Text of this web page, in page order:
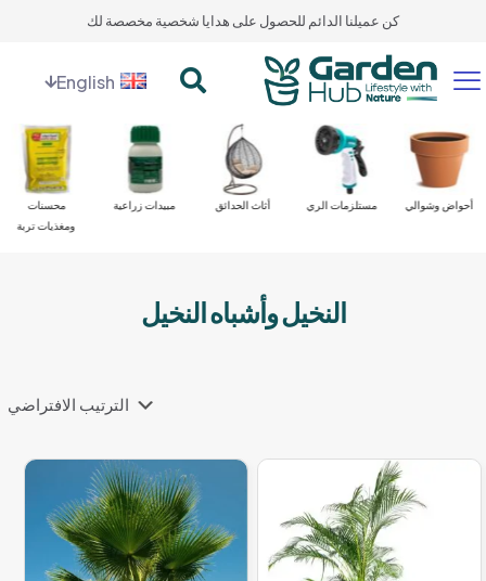
كن عميلنا الدائم للحصول على هدايا شخصية مخصصة لك
English
محسنات
ومغذيات تربة
مبيدات زراعية أثاث الحدائق مستلزمات الري أحواض وشوالي
النخيل وأشباه النخيل